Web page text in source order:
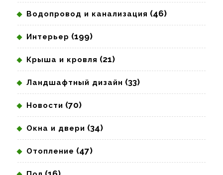
Водопровод и канализация (46)
Интерьер (199)
Крыша и кровля (21)
Ландшафтный дизайн (33)
Новости (70)
Окна и двери (34)
Отопление (47)